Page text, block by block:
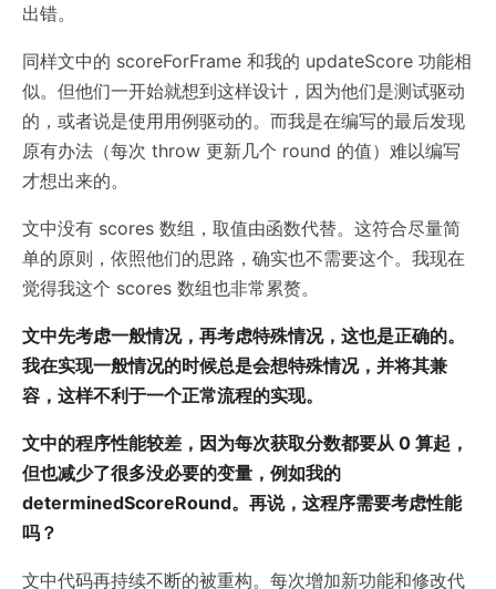
出错。
同样文中的 scoreForFrame 和我的 updateScore 功能相
似。但他们一开始就想到这样设计，因为他们是测试驱动
的，或者说是使用用例驱动的。而我是在编写的最后发现
原有办法（每次 throw 更新几个 round 的值）难以编写
才想出来的。
文中没有 scores 数组，取值由函数代替。这符合尽量简
单的原则，依照他们的思路，确实也不需要这个。我现在
觉得我这个 scores 数组也非常累赘。
文中先考虑一般情况，再考虑特殊情况，这也是正确的。
我在实现一般情况的时候总是会想特殊情况，并将其兼
容，这样不利于一个正常流程的实现。
文中的程序性能较差，因为每次获取分数都要从 0 算起，
但也减少了很多没必要的变量，例如我的
determinedScoreRound。再说，这程序需要考虑性能
吗？
文中代码再持续不断的被重构。每次增加新功能和修改代